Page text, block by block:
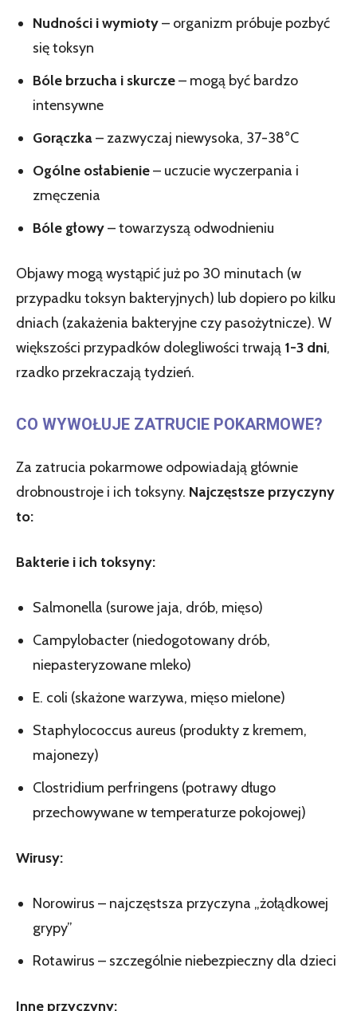
Nudności i wymioty– organizm próbuje pozbyć
się toksyn
Bóle brzucha i skurcze– mogą być bardzo
intensywne
Gorączka– zazwyczaj niewysoka, 37-38°C
Ogólne osłabienie– uczucie wyczerpania i
zmęczenia
Bóle głowy– towarzyszą odwodnieniu
Objawy mogą wystąpić już po 30 minutach (w
przypadku toksyn bakteryjnych) lub dopiero po kilku
dniach (zakażenia bakteryjne czy pasożytnicze). W
większości przypadków dolegliwości trwają 1-3 dni,
rzadko przekraczają tydzień.
CO WYWOŁUJE ZATRUCIE POKARMOWE?
Za zatrucia pokarmowe odpowiadają głównie
drobnoustroje i ich toksyny. Najczęstsze przyczyny
to:
Bakterie i ich toksyny:
Salmonella (surowe jaja, drób, mięso)
Campylobacter (niedogotowany drób,
niepasteryzowane mleko)
E. coli (skażone warzywa, mięso mielone)
Staphylococcus aureus (produkty z kremem,
majonezy)
Clostridium perfringens (potrawy długo
przechowywane w temperaturze pokojowej)
Wirusy:
Norowirus – najczęstsza przyczyna „żołądkowej
grypy”
Rotawirus – szczególnie niebezpieczny dla dzieci
Inne przyczyny: